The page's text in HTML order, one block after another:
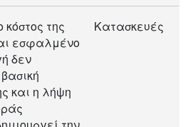
της
εσφαλμένο
δεν
και η λήψη
Κατασκευές